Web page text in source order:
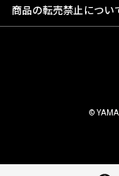
1．会員は、住所、電
合は、当サイト所
2．前項の届出がな
一切その責任を
商品の転売禁止につい
©